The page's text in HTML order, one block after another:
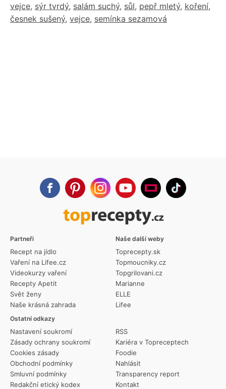
vejce, sýr tvrdý, salám suchý, sůl, pepř mletý, koření,
česnek sušený, vejce, semínka sezamová
Partneři
Recept na jídlo
Vaření na Lifee.cz
Videokurzy vaření
Recepty Apetit
Svět ženy
Naše krásná zahrada
Ostatní odkazy
Nastavení soukromí
Zásady ochrany soukromí
Cookies zásady
Obchodní podmínky
Smluvní podmínky
Redakční etický kodex
RSS
Kariéra v Topreceptech
Foodie
Nahlásit
Transparency report
Kontakt
Naše další weby
Toprecepty.sk
Topmoucniky.cz
Topgrilovani.cz
Marianne
ELLE
Lifee